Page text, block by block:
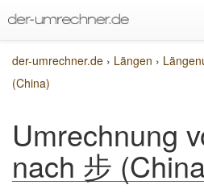
der-umrechner.de › Längen ›
(China)
Umrechnung
nach 步